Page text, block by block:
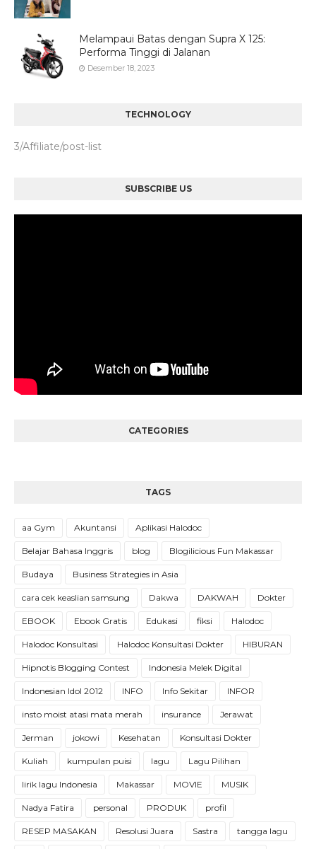
Melampaui Batas dengan Supra X 125:
Performa Tinggi di Jalanan
Desember 18, 2023
TECHNOLOGY
3/Affiliate/post-list
SUBSCRIBE US
CATEGORIES
TAGS
aa Gym Akuntansi Aplikasi Halodoc
Belajar Bahasa Inggris blog Blogilicious Fun Makassar
Budaya Business Strategies in Asia
cara cek keaslian samsung Dakwa DAKWAH Dokter
EBOOK Ebook Gratis Edukasi fiksi Halodoc
Halodoc Konsultasi Halodoc Konsultasi Dokter HIBURAN
Hipnotis Blogging Contest Indonesia Melek Digital
Indonesian Idol 2012 INFO Info Sekitar INFOR
insto moist atasi mata merah insurance Jerawat
Jerman jokowi Kesehatan Konsultasi Dokter
Kuliah kumpulan puisi lagu Lagu Pilihan
lirik lagu Indonesia Makassar MOVIE MUSIK
Nadya Fatira personal PRODUK profil
RESEP MASAKAN Resolusi Juara Sastra tangga lagu